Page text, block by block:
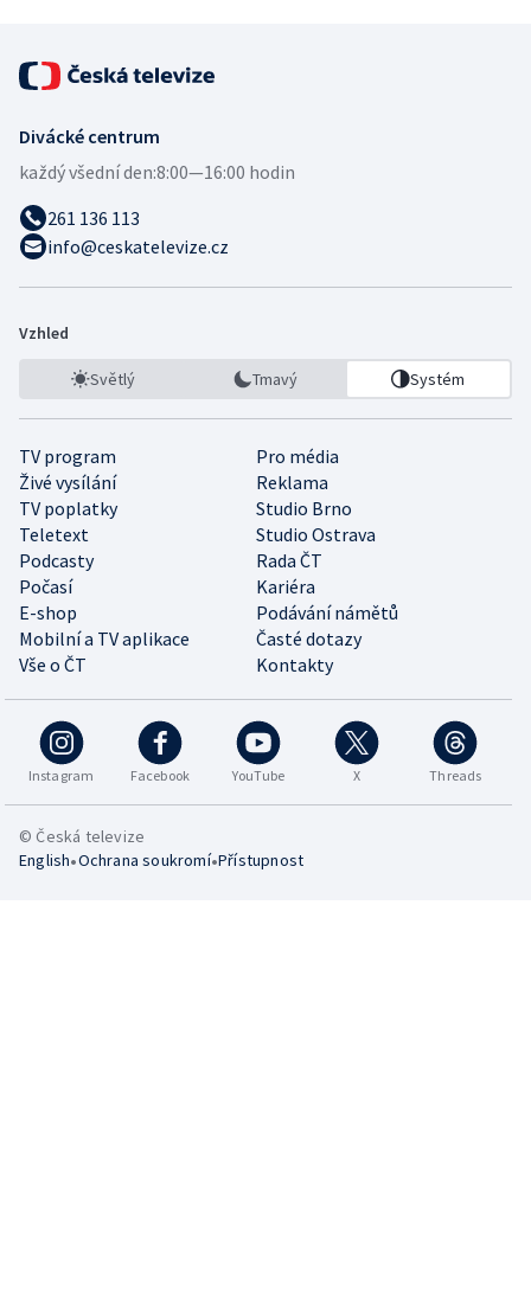
Divácké centrum
každý všední den:8:00—16:00 hodin
261 136 113
info@ceskatelevize.cz
Vzhled
Světlý Tmavý Systém
TV program
Pro média
Živé vysílání
Reklama
TV poplatky
Studio Brno
Teletext
Studio Ostrava
Podcasty
Rada ČT
Počasí
Kariéra
E-shop
Podávání námětů
Mobilní a TV aplikace
Časté dotazy
Vše o ČT
Kontakty
Instagram Facebook YouTube X Threads
© Česká televize
English•Ochrana soukromí•Přístupnost